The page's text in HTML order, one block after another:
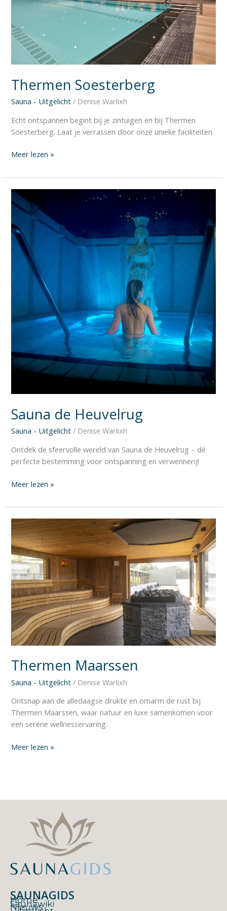
Thermen Soesterberg
Sauna - Uitgelicht / Denise Warlixh
Echt ontspannen begint bij je zintuigen en bij Thermen
Soesterberg. Laat je verrassen door onze unieke faciliteiten.
Meer lezen »
Sauna de Heuvelrug
Sauna - Uitgelicht / Denise Warlixh
Ontdek de sfeervolle wereld van Sauna de Heuvelrug – dé
perfecte bestemming voor ontspanning en verwennerij!
Sauna
de
Heuvelrug
Meer lezen »
Thermen Maarssen
Sauna - Uitgelicht / Denise Warlixh
Ontsnap aan de alledaagse drukte en omarm de rust bij
Thermen Maarssen, waar natuur en luxe samenkomen voor
een serene wellnesservaring.
Thermen
Maarssen
Meer lezen »
SAUNAGIDS
Home
Saunawiki
Nieuws